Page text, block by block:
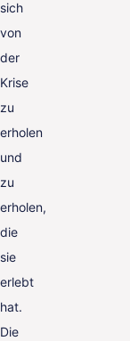
sich
von
der
Krise
zu
erholen
und
zu
erholen,
die
sie
erlebt
hat.
Die